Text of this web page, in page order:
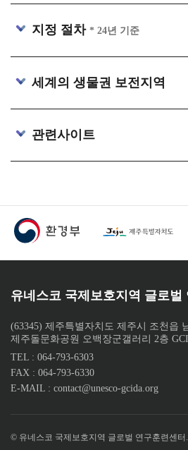
지정 절차 * 24년 기준
세계의 생물권 보전지역
관련사이트
유네스코 국제보호지역 글로벌
(63345) 제주특별자치도 제주시 조천읍
제주돌문화공원 오백장군갤러리 2층
TEL : 064-793-6303
FAX : 064-793-6330
E-MAIL : contact@unesco-gcida.org
© 유네스코 국제보호지역 글로벌 연구훈련센터.